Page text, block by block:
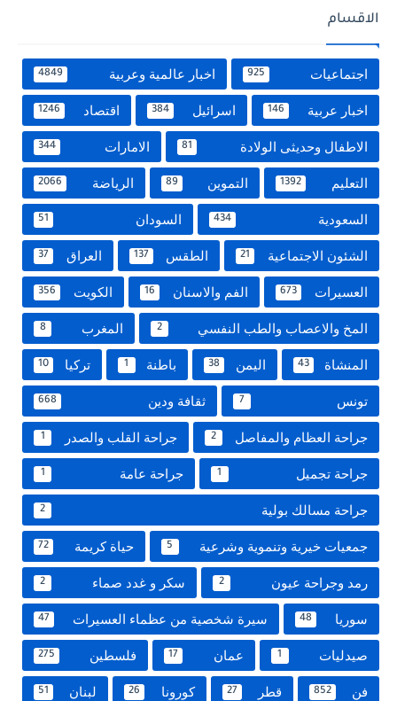
الاقسام
اجتماعيات 925 اخبار عالمية وعربية 4849
اخبار عربية 146 اسرائيل 384 اقتصاد 1246
الاطفال وحديثى الولادة 81 الامارات 344
التعليم 1392 التموين 89 الرياضة 2066
السعودية 434 السودان 51
الشئون الاجتماعية 21 الطقس 137 العراق 37
العسيرات 673 الفم والاسنان 16 الكويت 356
المخ والاعصاب والطب النفسي 2 المغرب 8
المنشاة 43 اليمن 38 باطنة 1 تركيا 10
تونس 7 ثقافة ودين 668
جراحة العظام والمفاصل 2 جراحة القلب والصدر 1
جراحة تجميل 1 جراحة عامة 1
جراحة مسالك بولية 2
جمعيات خيرية وتنموية وشرعية 5 حياة كريمة 72
رمد وجراحة عيون 2 سكر و غدد صماء 2
سوريا 48 سيرة شخصية من عظماء العسيرات 47
صيدليات 1 عمان 17 فلسطين 275
فن 852 قطر 27 كورونا 26 لبنان 51